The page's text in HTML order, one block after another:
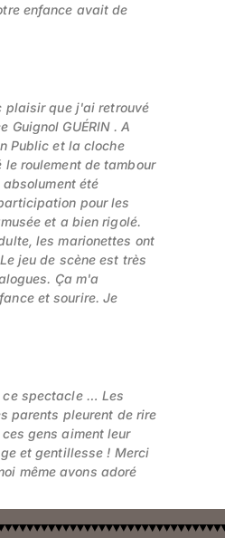
enfance avait de
plaisir que j'ai retrouvé
Guignol GUÉRIN . A
Public et la cloche
roulement de tambour
été
pour les
et a bien rigolé.
les marionettes ont
jeu de scène est très
Ça m'a
et sourire. Je
ce spectacle … Les
parents pleurent de rire
gens aiment leur
et gentillesse ! Merci
même avons adoré